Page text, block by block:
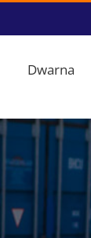
Dwarna